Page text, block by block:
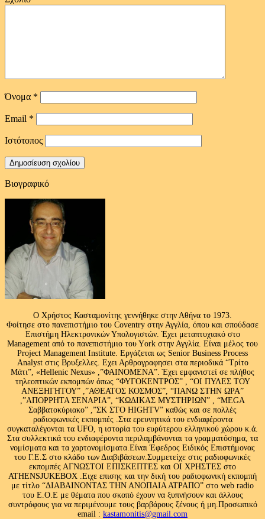
Όνομα *
Email *
Ιστότοπος
Βιογραφικό
Ο Χρήστος Κασταμονίτης γεννήθηκε στην Αθήνα το 1973.
Φοίτησε στο πανεπιστήμιο του Coventry στην Αγγλία, όπου και σπούδασε
Επιστήμη Ηλεκτρονικών Υπολογιστών. Έχει μεταπτυχιακό στο
Management από το πανεπιστήμιο του Υork στην Αγγλία. Είναι μέλος του
Project Management Institute. Εργάζεται ως Senior Business Process
Analyst στις Βρυξελλες. Εχει Αρθρογραφησει στα περιοδικά “Τρίτο
Μάτι”, «Hellenic Nexus» ,”ΦΑΙΝΟΜΕΝΑ”. Έχει εμφανιστεί σε πλήθος
τηλεοπτικών εκπομπών όπως “ΦΥΓΟΚΕΝΤΡΟΣ” , “ΟΙ ΠΥΛΕΣ ΤΟΥ
ΑΝΕΞΗΓΗΤΟΥ” ,”ΑΘΕΑΤΟΣ ΚΟΣΜΟΣ”, “ΠΑΝΩ ΣΤΗΝ ΩΡΑ”
,”ΑΠΟΡΡΗΤΑ ΣΕΝΑΡΙΑ”, “ΚΩΔΙΚΑΣ ΜΥΣΤΗΡΙΩΝ” , “MEGA
Σαββατοκύριακο” ,”ΣΚ ΣΤΟ HIGHTV” καθώς και σε πολλές
ραδιοφωνικές εκπομπές .Στα ερευνητικά του ενδιαφέροντα
συγκαταλέγονται τα UFO, η ιστορία του ευρύτερου ελληνικού χώρου κ.ά.
Στα συλλεκτικά του ενδιαφέροντα περιλαμβάνονται τα γραμματόσημα, τα
νομίσματα και τα χαρτονομίσματα.Είναι Έφεδρος Ειδικός Επιστήμονας
του Γ.Ε.Σ στο κλάδο των Διαβιβάσεων.Συμμετείχε στις ραδιοφωνικές
εκπομπές ΑΓΝΩΣΤΟΙ ΕΠΙΣΚΕΠΤΕΣ και ΟΙ ΧΡΗΣΤΕΣ στο
ATHENSJUKEBOX .Ειχε επισης και την δική του ραδιοφωνική εκπομπή
με τίτλο “ΔΙΑΒΑΙΝΟΝΤΑΣ ΤΗΝ ΑΝΟΠΑΙΑ ΑΤΡΑΠΟ” στο web radio
του Ε.Ο.Ε με θέματα που σκοπό έχουν να ξυπνήσουν και άλλους
συντρόφους για να περιμένουμε τους βαρβάρους ξένους ή μη.Προσωπικό
email : kastamonitis@gmail.com